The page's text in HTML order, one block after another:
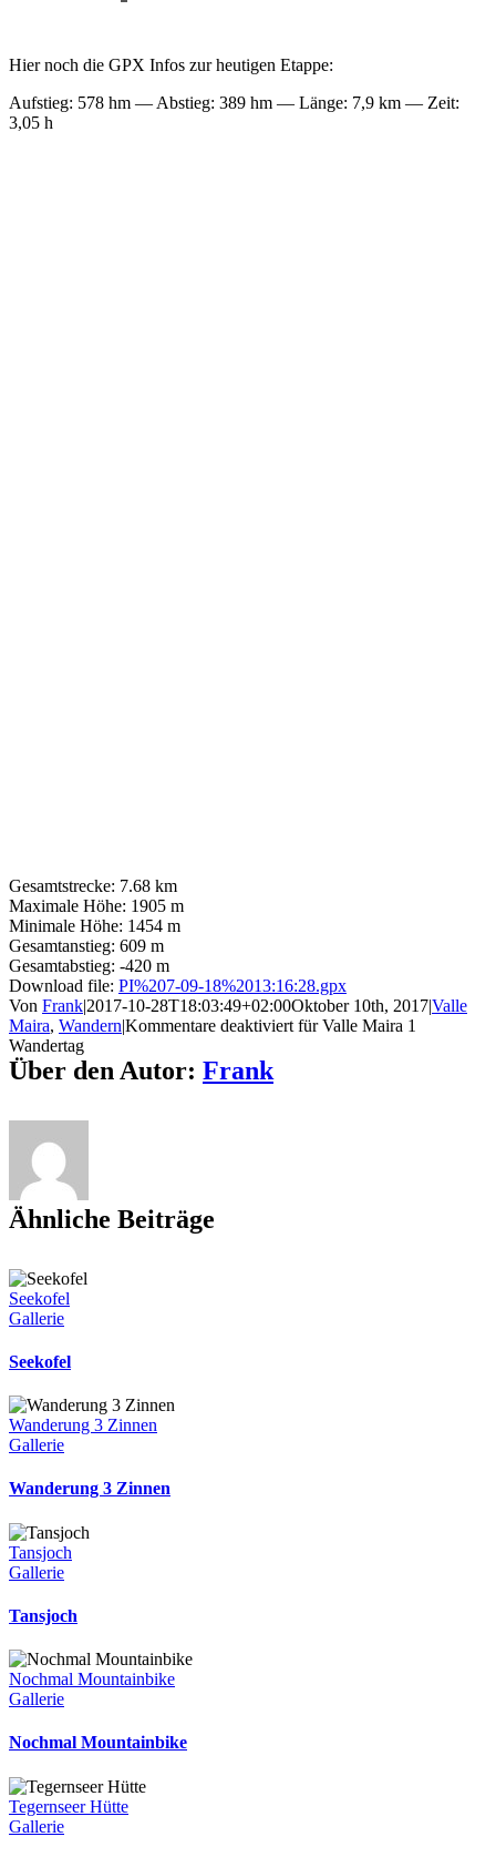
Hier noch die GPX Infos zur heutigen Etappe:
Aufstieg: 578 hm — Abstieg: 389 hm — Länge: 7,9 km — Zeit:
3,05 h
Gesamtstrecke: 7.68 km
Maximale Höhe: 1905 m
Minimale Höhe: 1454 m
Gesamtanstieg: 609 m
Gesamtabstieg: -420 m
Download file: PI%207-09-18%2013:16:28.gpx
Von Frank|2017-10-28T18:03:49+02:00Oktober 10th, 2017|Valle
Maira, Wandern|Kommentare deaktiviert für Valle Maira 1
Wandertag
Über den Autor: Frank
Ähnliche Beiträge
Seekofel
Gallerie
Seekofel
Wanderung 3 Zinnen
Gallerie
Wanderung 3 Zinnen
Tansjoch
Gallerie
Tansjoch
Nochmal Mountainbike
Gallerie
Nochmal Mountainbike
Tegernseer Hütte
Gallerie